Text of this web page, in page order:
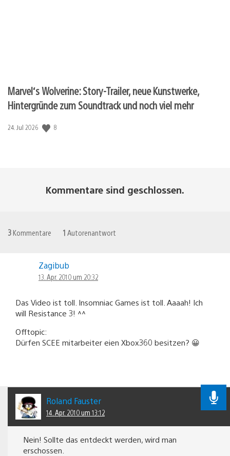
Marvel‘s Wolverine: Story-Trailer, neue Kunstwerke,
Hintergründe zum Soundtrack und noch viel mehr
Veröffentlichungsdatum:
24. Jul 2026 8
Kommentare sind geschlossen.
3 Kommentare 1 Autorenantwort
Zagibub
13. Apr. 2010 um 20:32
Das Video ist toll. Insomniac Games ist toll. Aaaah! Ich
will Resistance 3! ^^
Offtopic:
Dürfen SCEE mitarbeiter eien Xbox360 besitzen? 😀
Roland Fauster
14. Apr. 2010 um 13:12
Nein! Sollte das entdeckt werden, wird man
erschossen.